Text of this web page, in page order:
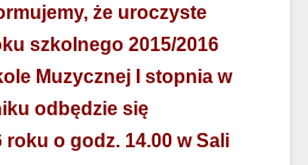
że uroczyste
szkolnego 2015/2016
Muzycznej I stopnia w
odbędzie się
roku o godz. 14.00 w Sali